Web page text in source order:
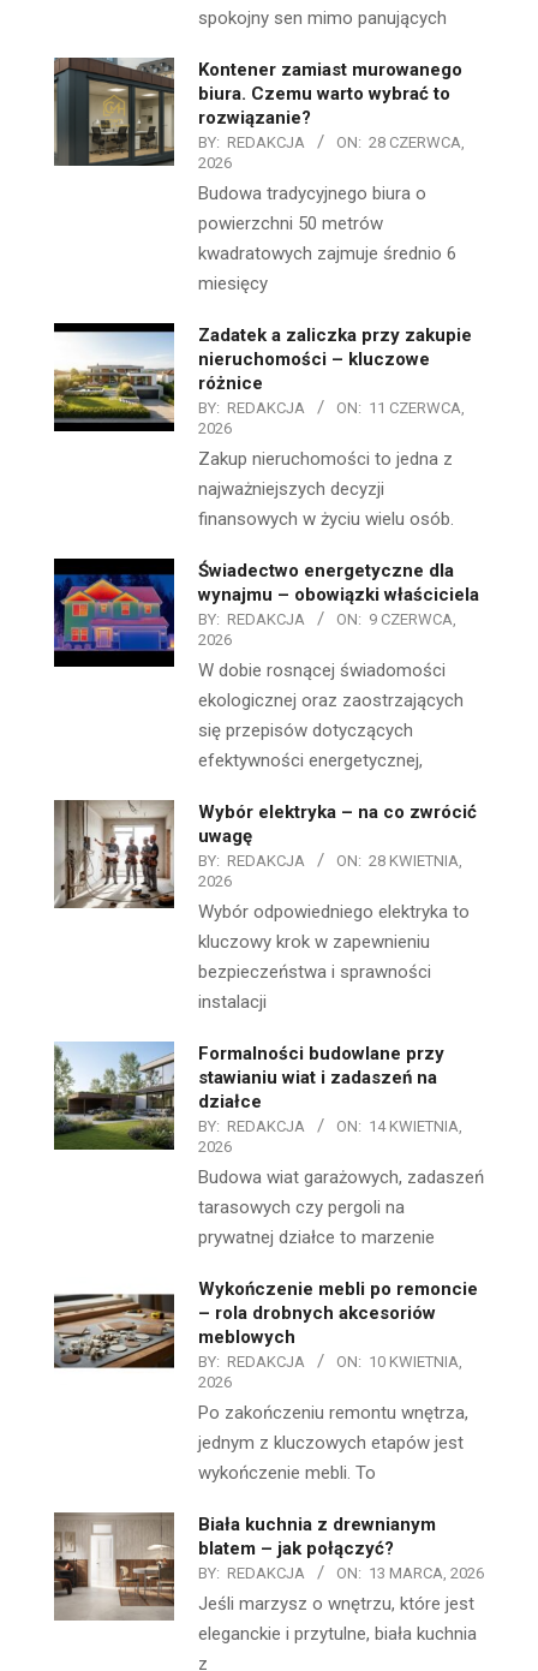
spokojny sen mimo panujących
Kontener zamiast murowanego
biura. Czemu warto wybrać to
rozwiązanie?
BY: REDAKCJA ON: 28 CZERWCA,
2026
Budowa tradycyjnego biura o
powierzchni 50 metrów
kwadratowych zajmuje średnio 6
miesięcy
Zadatek a zaliczka przy zakupie
nieruchomości – kluczowe
różnice
BY: REDAKCJA ON: 11 CZERWCA,
2026
Zakup nieruchomości to jedna z
najważniejszych decyzji
finansowych w życiu wielu osób.
Świadectwo energetyczne dla
wynajmu – obowiązki właściciela
BY: REDAKCJA ON: 9 CZERWCA,
2026
W dobie rosnącej świadomości
ekologicznej oraz zaostrzających
się przepisów dotyczących
efektywności energetycznej,
Wybór elektryka – na co zwrócić
uwagę
BY: REDAKCJA ON: 28 KWIETNIA,
2026
Wybór odpowiedniego elektryka to
kluczowy krok w zapewnieniu
bezpieczeństwa i sprawności
instalacji
Formalności budowlane przy
stawianiu wiat i zadaszeń na
działce
BY: REDAKCJA ON: 14 KWIETNIA,
2026
Budowa wiat garażowych, zadaszeń
tarasowych czy pergoli na
prywatnej działce to marzenie
Wykończenie mebli po remoncie
– rola drobnych akcesoriów
meblowych
BY: REDAKCJA ON: 10 KWIETNIA,
2026
Po zakończeniu remontu wnętrza,
jednym z kluczowych etapów jest
wykończenie mebli. To
Biała kuchnia z drewnianym
blatem – jak połączyć?
BY: REDAKCJA ON: 13 MARCA, 2026
Jeśli marzysz o wnętrzu, które jest
eleganckie i przytulne, biała kuchnia
z